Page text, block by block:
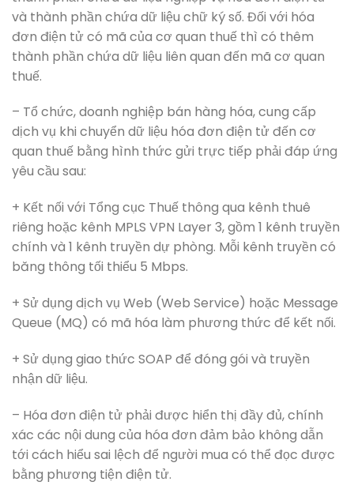
và thành phần chứa dữ liệu chữ ký số. Đối với hóa
đơn điện tử có mã của cơ quan thuế thì có thêm
thành phần chứa dữ liệu liên quan đến mã cơ quan
thuế.
– Tổ chức, doanh nghiệp bán hàng hóa, cung cấp
dịch vụ khi chuyển dữ liệu hóa đơn điện tử đến cơ
quan thuế bằng hình thức gửi trực tiếp phải đáp ứng
yêu cầu sau:
+ Kết nối với Tổng cục Thuế thông qua kênh thuê
riêng hoặc kênh MPLS VPN Layer 3, gồm 1 kênh truyền
chính và 1 kênh truyền dự phòng. Mỗi kênh truyền có
băng thông tối thiểu 5 Mbps.
+ Sử dụng dịch vụ Web (Web Service) hoặc Message
Queue (MQ) có mã hóa làm phương thức để kết nối.
+ Sử dụng giao thức SOAP để đóng gói và truyền
nhận dữ liệu.
– Hóa đơn điện tử phải được hiển thị đầy đủ, chính
xác các nội dung của hóa đơn đảm bảo không dẫn
tới cách hiểu sai lệch để người mua có thể đọc được
bằng phương tiện điện tử.